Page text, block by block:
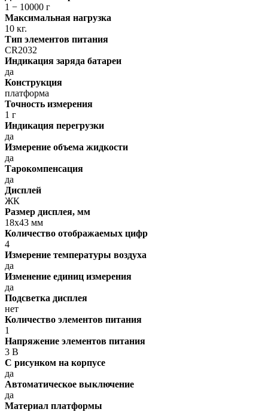
1 − 10000 г
Максимальная нагрузка
10 кг.
Тип элементов питания
CR2032
Индикация заряда батареи
да
Конструкция
платформа
Точность измерения
1 г
Индикация перегрузки
да
Измерение объема жидкости
да
Тарокомпенсация
да
Дисплей
ЖК
Размер дисплея, мм
18х43 мм
Количество отображаемых цифр
4
Измерение температуры воздуха
да
Изменение единиц измерения
да
Подсветка дисплея
нет
Количество элементов питания
1
Напряжение элементов питания
3 В
С рисунком на корпусе
да
Автоматическое выключение
да
Материал платформы